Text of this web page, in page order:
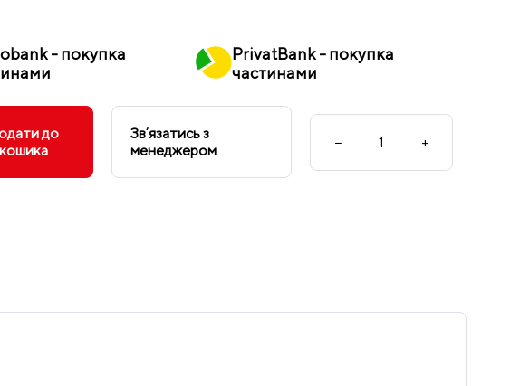
- покупка
PrivatBank - покупка
частинами
до
кошика
Звʼязатись з
менеджером
− +